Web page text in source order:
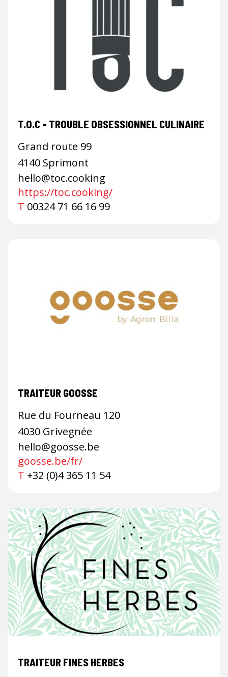
T.O.C - TROUBLE OBSESSIONNEL CULINAIRE
Grand route 99
4140 Sprimont
hello@toc.cooking
https://toc.cooking/
T 00324 71 66 16 99
TRAITEUR GOOSSE
Rue du Fourneau 120
4030 Grivegnée
hello@goosse.be
goosse.be/fr/
T +32 (0)4 365 11 54
TRAITEUR FINES HERBES